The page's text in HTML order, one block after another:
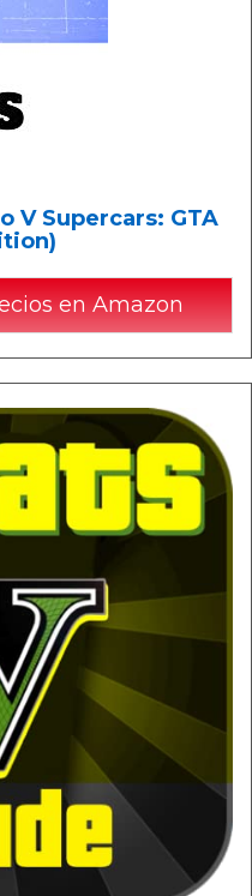
V Supercars: GTA
en Amazon